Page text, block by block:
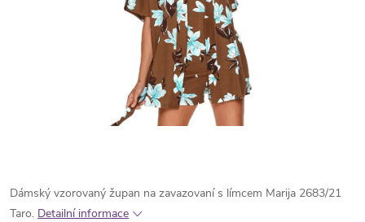
Dámský vzorovaný župan na zavazovaní s límcem Marija 2683/21
Taro. Detailní informace